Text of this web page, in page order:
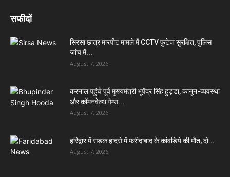
सफीदों
सिरसा छात्र मारपीट मामले में CCTV फुटेज सुरक्षित, पुलिस
जांच में...
August 7, 2026
करनाल पहुंचे पूर्व मुख्यमंत्री भूपेंद्र सिंह हुड्डा, कानून-व्यवस्था
और कॉमनवेल्थ गेम्स...
August 7, 2026
हरिद्वार में सड़क हादसे में फरीदाबाद के कांवड़िये की मौत, दो...
August 7, 2026